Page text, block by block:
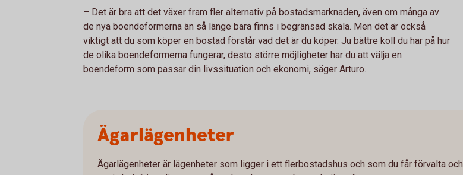
– Det är bra att det växer fram fler alternativ på bostadsmarknaden, även om många av
de nya boendeformerna än så länge bara finns i begränsad skala. Men det är också
viktigt att du som köper en bostad förstår vad det är du köper. Ju bättre koll du har på hur
de olika boendeformerna fungerar, desto större möjligheter har du att välja en
boendeform som passar din livssituation och ekonomi, säger Arturo.
Ägarlägenheter
Ägarlägenheter är lägenheter som ligger i ett flerbostadshus och som du får förvalta och